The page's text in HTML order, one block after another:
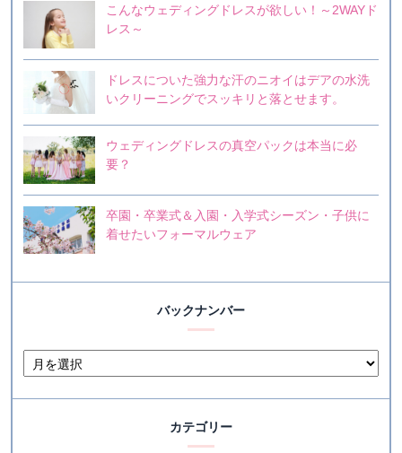
こんなウェディングドレスが欲しい！～2WAYド
レス～
ドレスについた強力な汗のニオイはデアの水洗
いクリーニングでスッキリと落とせます。
ウェディングドレスの真空パックは本当に必
要？
卒園・卒業式＆入園・入学式シーズン・子供に
着せたいフォーマルウェア
バックナンバー
カテゴリー